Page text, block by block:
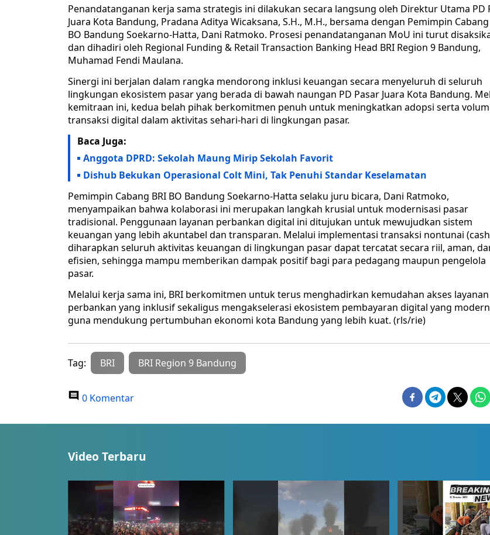
​Penandatanganan kerja sama strategis ini dilakukan secara langsung oleh Direktur Utama PD
Juara Kota Bandung, Pradana Aditya Wicaksana, S.H., M.H., bersama dengan Pemimpin Cabang
BO Bandung Soekarno-Hatta, Dani Ratmoko. Prosesi penandatanganan MoU ini turut
dan dihadiri oleh Regional Funding & Retail Transaction Banking Head BRI Region 9 Bandung,
Muhamad Fendi Maulana.
​Sinergi ini berjalan dalam rangka mendorong inklusi keuangan secara menyeluruh di seluruh
lingkungan ekosistem pasar yang berada di bawah naungan PD Pasar Juara Kota Bandung.
kemitraan ini, kedua belah pihak berkomitmen penuh untuk meningkatkan adopsi serta
transaksi digital dalam aktivitas sehari-hari di lingkungan pasar.
Baca Juga:
Anggota DPRD: Sekolah Maung Mirip Sekolah Favorit
Dishub Bekukan Operasional Colt Mini, Tak Penuhi Standar Keselamatan
​Pemimpin Cabang BRI BO Bandung Soekarno-Hatta selaku juru bicara, Dani Ratmoko,
menyampaikan bahwa kolaborasi ini merupakan langkah krusial untuk modernisasi pasar
tradisional. Penggunaan layanan perbankan digital ini ditujukan untuk mewujudkan sistem
keuangan yang lebih akuntabel dan transparan. Melalui implementasi transaksi nontunai
diharapkan seluruh aktivitas keuangan di lingkungan pasar dapat tercatat secara riil, aman,
efisien, sehingga mampu memberikan dampak positif bagi para pedagang maupun pengelola
pasar.
​Melalui kerja sama ini, BRI berkomitmen untuk terus menghadirkan kemudahan akses layanan
perbankan yang inklusif sekaligus mengakselerasi ekosistem pembayaran digital yang modern
guna mendukung pertumbuhan ekonomi kota Bandung yang lebih kuat. (rls/rie)
Tag: BRI BRI Region 9 Bandung
0 Komentar
Video Terbaru